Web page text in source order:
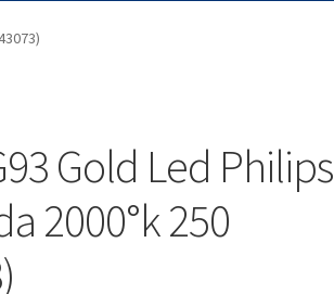
Gold Led Philips
2000°k 250